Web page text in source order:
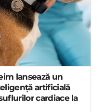
lansează un
artificială
cardiace la